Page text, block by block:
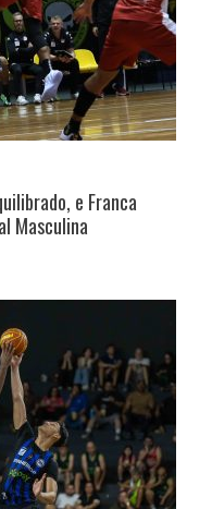
e Franca
Masculina